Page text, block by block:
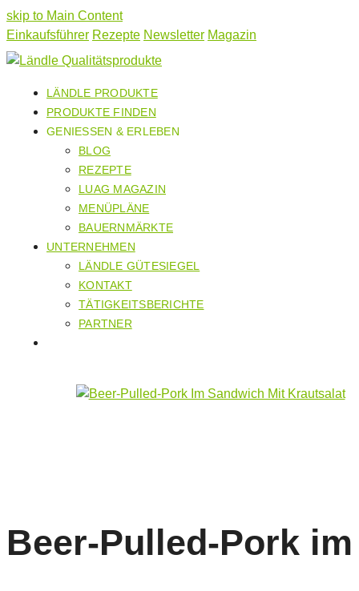
skip to Main Content
Einkaufsführer Rezepte Newsletter Magazin
LÄNDLE PRODUKTE
PRODUKTE FINDEN
GENIESSEN & ERLEBEN
BLOG
REZEPTE
LUAG MAGAZIN
MENÜPLÄNE
BAUERNMÄRKTE
UNTERNEHMEN
LÄNDLE GÜTESIEGEL
KONTAKT
TÄTIGKEITSBERICHTE
PARTNER
Beer-Pulled-Pork